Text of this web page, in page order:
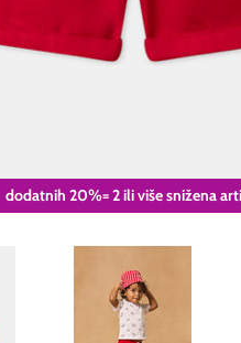
dodatnih 20%= 2 ili više snižena